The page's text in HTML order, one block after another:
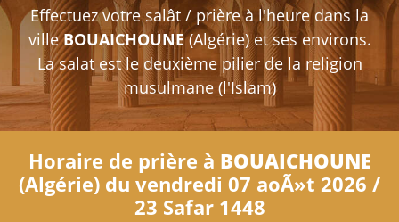
Effectuez votre salât / prière à l'heure dans la
villeBOUAICHOUNE(Algérie) et ses environs.
La salat est le deuxième pilier de la religion
musulmane (l'Islam)
Horaire de prière à BOUAICHOUNE
(Algérie) du vendredi 07 aoÃ»t 2026 /
23 Safar 1448